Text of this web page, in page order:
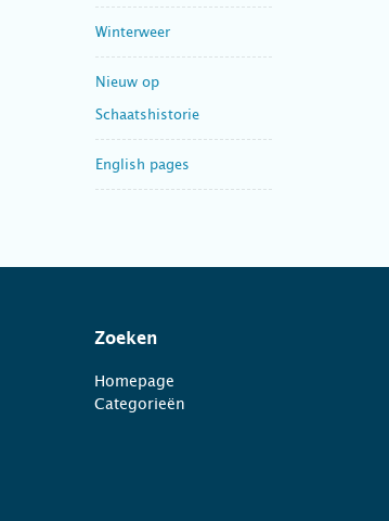
Winterweer
Nieuw op
Schaatshistorie
English pages
Zoeken
Homepage
Categorieën